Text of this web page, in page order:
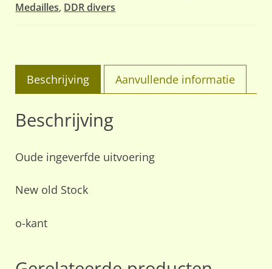
Spange
Medailles, DDR divers
Beschrijving Aanvullende informatie
Beschrijving
Oude ingeverfde uitvoering
New old Stock
o-kant